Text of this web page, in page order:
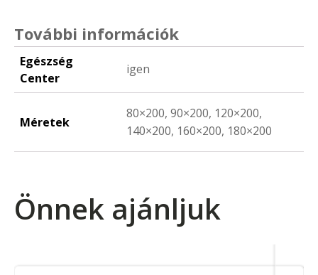
További információk
Egészség
Center
igen
Méretek
80×200, 90×200, 120×200,
140×200, 160×200, 180×200
Önnek ajánljuk